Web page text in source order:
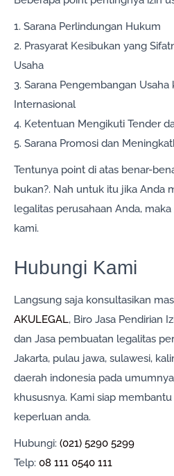
1. Sarana Perlindungan Hukum
2. Prasyarat Kesibukan yang
Usaha
3. Sarana Pengembangan Usaha
Internasional
4. Ketentuan Mengikuti Tender
5. Sarana Promosi dan
Tentunya point di atas benar-
bukan?. Nah untuk itu jika Anda
legalitas perusahaan Anda,
kami.
Hubungi Kami
Langsung saja konsultasikan
AKULEGAL, Biro Jasa Pendirian
dan Jasa pembuatan legalitas
Jakarta, pulau jawa, sulawesi,
daerah indonesia pada
khususnya. Kami siap
keperluan anda.
Hubungi: (021) 5290 5299
Telp: 08 111 0540 111